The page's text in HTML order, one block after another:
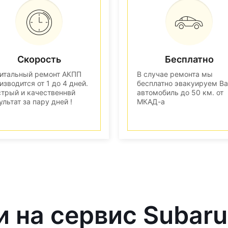
Скорость
ремонт АКПП
от 1 до 4 дней.
и качественнвй
за пару дней !
Бесплатно
В случае ремонта мы
бесплатно эвакуируем
автомобиль до 50 км. от
МКАД-а
на сервис